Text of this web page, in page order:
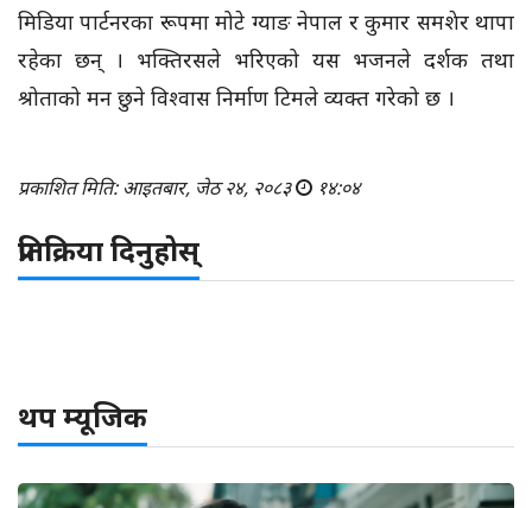
मिडिया पार्टनरका रूपमा मोटे ग्याङ नेपाल र कुमार समशेर थापा
रहेका छन् । भक्तिरसले भरिएको यस भजनले दर्शक तथा
श्रोताको मन छुने विश्वास निर्माण टिमले व्यक्त गरेको छ ।
प्रकाशित मिति: आइतबार, जेठ २४, २०८३ १४:०४
प्रतिक्रिया दिनुहोस्
थप म्यूजिक